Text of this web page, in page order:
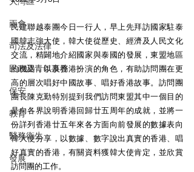
兩會
司法及法律
民政及青年事務
保安
教育
醫務衛生
發展
民建聯越泰團今日一行人，早上先拜訪國家駐泰
國韓志強大使，韓大使從歷史、經濟及人民文化
交流，精闢地介紹國家與泰國的發展，東盟地區
的機遇，以及香港扮演的角色，有助訪問團在更
高的層次唱好中國故事、唱好香港故事。訪問團
團長陳克勤特別提到我們訪問東盟其中一個目的
是向各界說明香港回歸廿五周年的成就，並將一
份詳列香港廿五年來各方面向前發展的數據表向
韓大使分享，以數據、數字說出真實的香港、唱
好真實的香港，有關資料獲韓大使肯定，並欣賞
訪問團的工作。